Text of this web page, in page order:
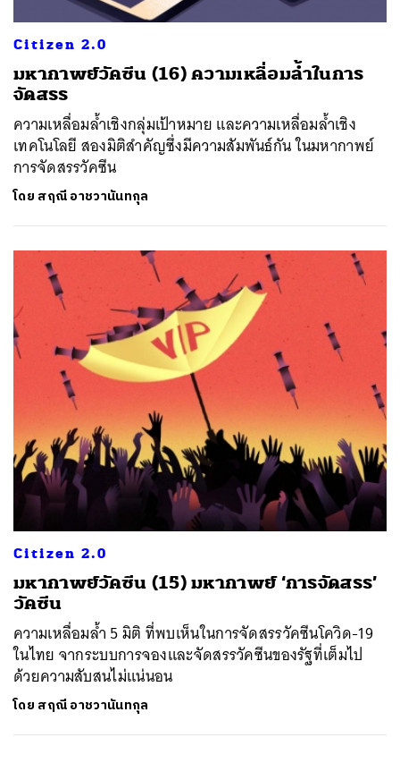
Citizen 2.0
มหากาพย์วัคซีน (16) ความเหลื่อมล้ำในการ
จัดสรร
ความเหลื่อมล้ำเชิงกลุ่มเป้าหมาย และความเหลื่อมล้ำเชิง
เทคโนโลยี สองมิติสำคัญซึ่งมีความสัมพันธ์กัน ในมหากาพย์
การจัดสรรวัคซีน
โดย สฤณี อาชวานันทกุล
Citizen 2.0
มหากาพย์วัคซีน (15) มหากาพย์ ‘การจัดสรร’
วัคซีน
ความเหลื่อมล้ำ 5 มิติ ที่พบเห็นในการจัดสรรวัคซีนโควิด-19
ในไทย จากระบบการจองและจัดสรรวัคซีนของรัฐที่เต็มไป
ด้วยความสับสนไม่แน่นอน
โดย สฤณี อาชวานันทกุล